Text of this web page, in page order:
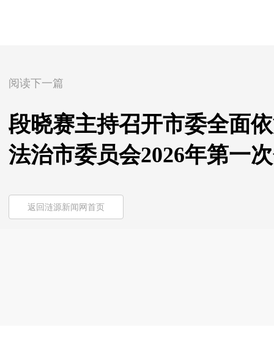
阅读下一篇
段晓赛主持召开市委全面
法治市委员会2026年第一
返回涟源新闻网首页